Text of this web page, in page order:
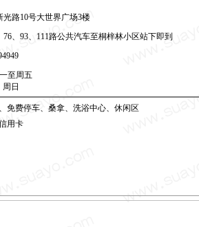
路10号大世界广场3楼
、93、111路公共汽车至桐梓林小区站下即到
至周五
日
免费停车、桑拿、洗浴中心、休闲区
用卡